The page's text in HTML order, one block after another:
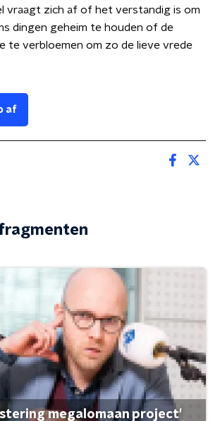
vraagt zich af of het verstandig is om
dingen geheim te houden of de
te verbloemen om zo de lieve vrede
af
megalomaan project'